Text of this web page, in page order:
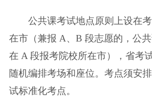
公共课考试地点原则上设在
在市（兼报 A、B 段志愿的，公
在 A 段报考院校所在市），省考
随机编排考场和座位。考点须安
试标准化考点。